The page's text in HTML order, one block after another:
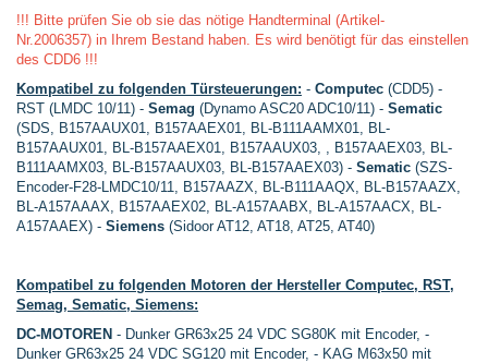
!!! Bitte prüfen Sie ob sie das nötige Handterminal (Artikel-
Nr.2006357) in Ihrem Bestand haben. Es wird benötigt für das einstellen
des CDD6 !!!
Kompatibel zu folgenden Türsteuerungen: - Computec (CDD5) -
RST (LMDC 10/11) - Semag (Dynamo ASC20 ADC10/11) - Sematic
(SDS, B157AAUX01, B157AAEX01, BL-B111AAMX01, BL-
B157AAUX01, BL-B157AAEX01, B157AAUX03, , B157AAEX03, BL-
B111AAMX03, BL-B157AAUX03, BL-B157AAEX03) - Sematic (SZS-
Encoder-F28-LMDC10/11, B157AAZX, BL-B111AAQX, BL-B157AAZX,
BL-A157AAAX, B157AAEX02, BL-A157AABX, BL-A157AACX, BL-
A157AAEX) - Siemens (Sidoor AT12, AT18, AT25, AT40)
Kompatibel zu folgenden Motoren der Hersteller Computec, RST,
Semag, Sematic, Siemens:
DC-MOTOREN - Dunker GR63x25 24 VDC SG80K mit Encoder, -
Dunker GR63x25 24 VDC SG120 mit Encoder, - KAG M63x50 mit